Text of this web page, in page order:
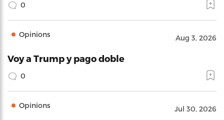
0
Opinions Aug 3, 2026
Voy a Trump y pago doble
0
Opinions Jul 30, 2026